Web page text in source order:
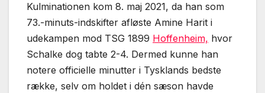
Kulminationen kom 8. maj 2021, da han som
73.-minuts-indskifter afløste Amine Harit i
udekampen mod TSG 1899 Hoffenheim, hvor
Schalke dog tabte 2-4. Dermed kunne han
notere officielle minutter i Tysklands bedste
række, selv om holdet i dén sæson havde